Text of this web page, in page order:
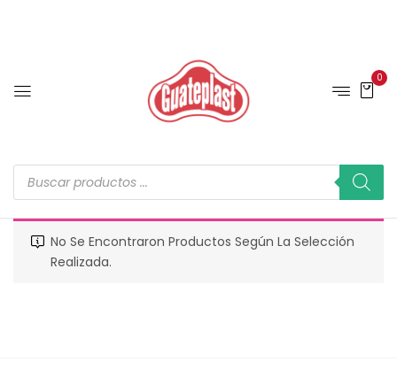
0
No Se Encontraron Productos Según La Selección
Realizada.